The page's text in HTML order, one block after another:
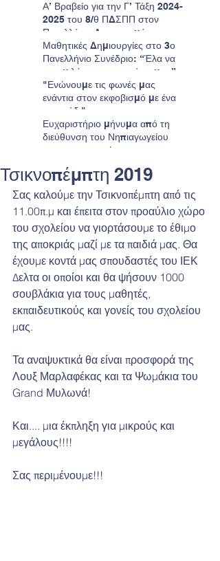
Νηπιαγωγείο μας.
Α’ Βραβείο για την Γ’ Τάξη 2024-
2025 του 8/θ ΠΔΣΠΠ στον
Πανελλήνιο Διαγωνισμό
Ζωγραφικής της Παιδικής
HELMEPA.
Μαθητικές Δημιουργίες στο 3ο
Πανελλήνιο Συνέδριο: “Έλα να
σου μιλήσω για τον τόπο μου”
"Ενώνουμε τις φωνές μας
ενάντια στον εκφοβισμό με ένα
τραγούδι"
Ευχαριστήριο μήνυμα από τη
διεύθυνση του Νηπιαγωγείου
προς τους γονείς
Τσικνοπέμπτη 2019
Σας καλούμε την Τσικνοπέμπτη από τις
11.00π.μ και έπειτα στον προαύλιο χώρο
του σχολείου να γιορτάσουμε το έθιμο
της αποκριάς μαζί με τα παιδιά μας. Θα
έχουμε κοντά μας σπουδαστές του ΙΕΚ
Δελτα οι οποίοι και θα ψήσουν 1000
σουβλάκια για τους μαθητές,
εκπαιδευτικούς και γονείς του σχολείου
μας.
Τα αναψυκτικά θα είναι προσφορά της
Λουξ Μαρλαφέκας και τα Ψωμάκια του
Grand Μυλωνά!
Και.... μια έκπληξη για μικρούς και
μεγάλους!!!!
Σας περιμένουμε!!!